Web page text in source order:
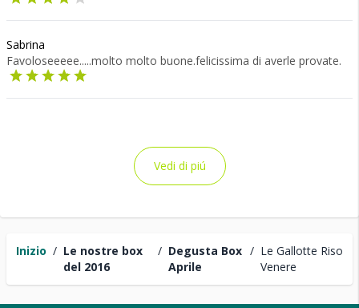
Inizio / Le nostre box
del 2016
/ Degusta Box
Aprile
/ Le Gallotte Riso
Venere
Sabrina
Favoloseeeee.....molto molto buone.felicissima di averle provate.
Vedi di piú